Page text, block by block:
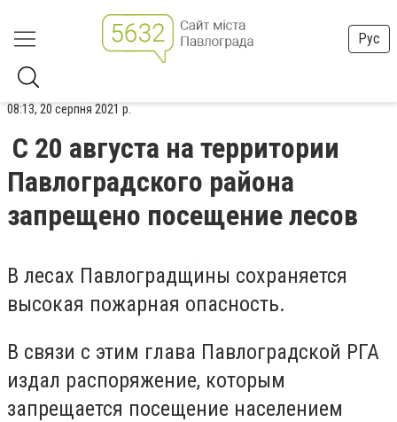
Рус
08:13, 20 серпня 2021 р.
С 20 августа на территории
Павлоградского района
запрещено посещение лесов
В лесах Павлоградщины сохраняется
высокая пожарная опасность.
В связи с этим глава Павлоградской РГА
издал распоряжение, которым
запрещается посещение населением